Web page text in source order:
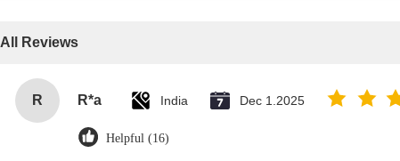
All Reviews
R R*a India Dec 1.2025
Helpful (16)